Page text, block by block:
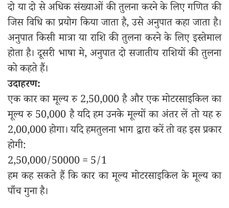
दो या दो से अधिक संख्याओं की तुलना करने के लिए गणित की
जिस विधि का प्रयोग किया जाता है, उसे अनुपात कहा जाता है।
अनुपात किसी मात्रा या राशि की तुलना करने के लिए इस्तेमाल
होता है। दूसरी भाषा मे, अनुपात दो सजातीय राशियों की तुलना
को कहते हैं।
उदाहरण:
एक कार का मूल्य रु 2,50,000 है और एक मोटरसाइकिल का
मूल्य रु 50,000 है यदि हम उनके मूल्यों का अंतर लें तो यह रु
2,00,000 होगा। यदि हमतुलना भाग द्वारा करें तो वह इस प्रकार
होगी:
2,50,000/50000 = 5/1
हम कह सकते हैं कि कार का मूल्य मोटरसाइकिल के मूल्य का
पाँच गुना है।